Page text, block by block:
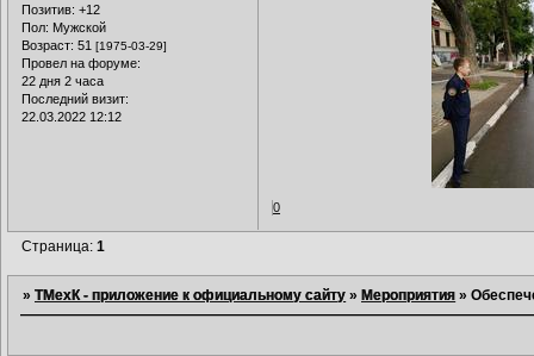
Позитив: +12
Пол: Мужской
Возраст: 51 [1975-03-29]
Провел на форуме:
22 дня 2 часа
Последний визит:
22.03.2022 12:12
0
Страница:1
»ТМехК - приложение к официальному сайту » Мероприятия »